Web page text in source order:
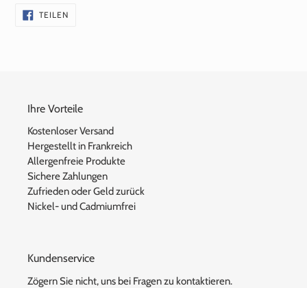
TEILENAUF
FACEBOOK
Ihre Vorteile
Kostenloser Versand
Hergestellt in Frankreich
Allergenfreie Produkte
Sichere Zahlungen
Zufrieden oder Geld zurück
Nickel- und Cadmiumfrei
Kundenservice
Zögern Sie nicht, uns bei Fragen zu kontaktieren.